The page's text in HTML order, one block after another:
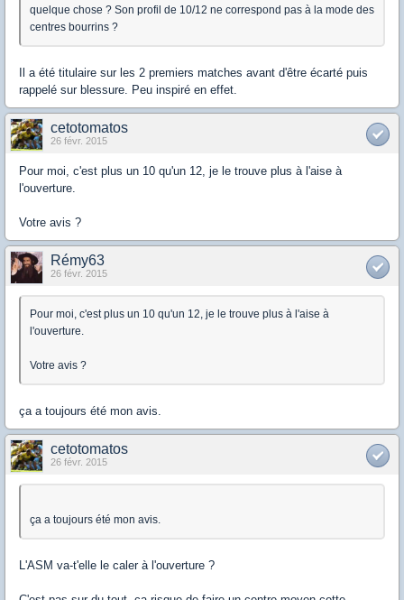
quelque chose ? Son profil de 10/12 ne correspond pas à la mode des
centres bourrins ?
Il a été titulaire sur les 2 premiers matches avant d'être écarté puis
rappelé sur blessure. Peu inspiré en effet.
cetotomatos
26 févr. 2015
Pour moi, c'est plus un 10 qu'un 12, je le trouve plus à l'aise à
l'ouverture.
Votre avis ?
Rémy63
26 févr. 2015
Pour moi, c'est plus un 10 qu'un 12, je le trouve plus à l'aise à
l'ouverture.
Votre avis ?
ça a toujours été mon avis.
cetotomatos
26 févr. 2015
ça a toujours été mon avis.
L'ASM va-t'elle le caler à l'ouverture ?